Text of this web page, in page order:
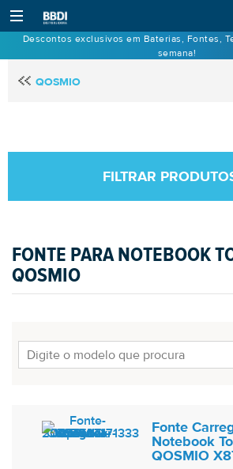
Descontos exclusivos em Baterias, Fontes,
semana!
QOSMIO
FILTRAR
FONTE PARA NOTEBOOK
QOSMIO
Fonte
Notebook
QOSMIO